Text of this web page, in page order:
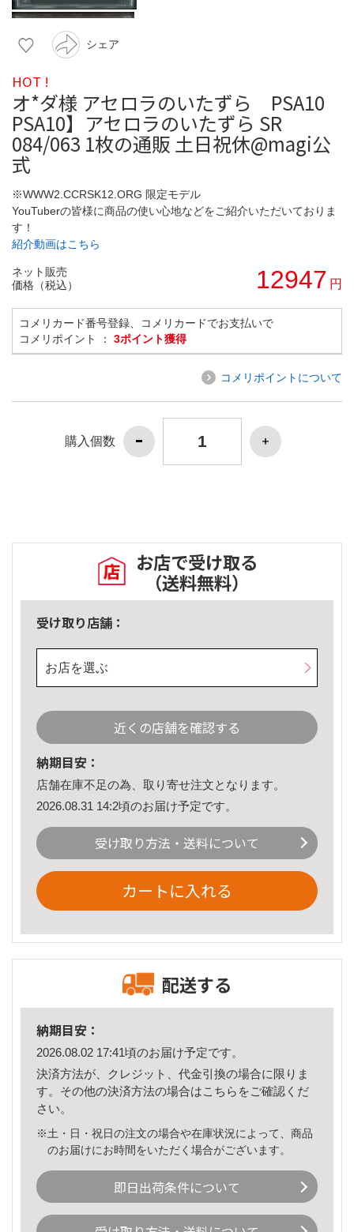
シェア
HOT !
オ*ダ様 アセロラのいたずら PSA10
PSA10】アセロラのいたずら SR
084/063 1枚の通販 土日祝休@magi公
式
※WWW2.CCRSK12.ORG 限定モデル
YouTuberの皆様に商品の使い心地などをご紹介いただいておりま
す！
紹介動画はこちら
ネット販売
価格（税込）
12947 円
コメリカード番号登録、コメリカードでお支払いで
コメリポイント ： 3ポイント獲得
コメリポイントについて
購入個数
お店で受け取る
（送料無料）
受け取り店舗：
お店を選ぶ
近くの店舗を確認する
納期目安：
店舗在庫不足の為、取り寄せ注文となります。
2026.08.31 14:2頃のお届け予定です。
受け取り方法・送料について
カートに入れる
配送する
納期目安：
2026.08.02 17:41頃のお届け予定です。
決済方法が、クレジット、代金引換の場合に限りま
す。その他の決済方法の場合はこちら をご確認くだ
さい。
※土・日・祝日の注文の場合や在庫状況によって、商品
のお届けにお時間をいただく場合がございます。
即日出荷条件について